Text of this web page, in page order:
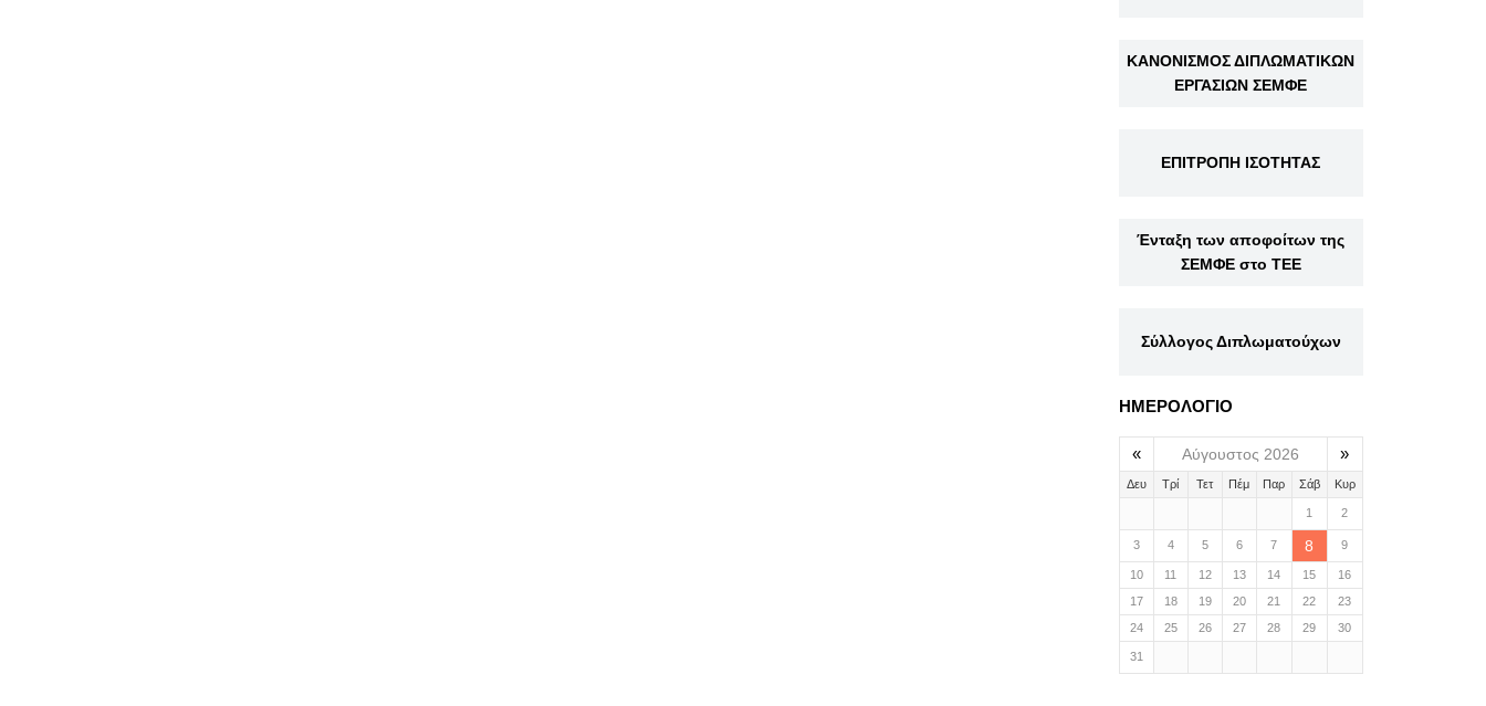
ΚΑΝΟΝΙΣΜΟΣ ΔΙΠΛΩΜΑΤΙΚΩΝ
ΕΡΓΑΣΙΩΝ ΣΕΜΦΕ
ΕΠΙΤΡΟΠΗ ΙΣΟΤΗΤΑΣ
Ένταξη των αποφοίτων της
ΣΕΜΦΕ στο ΤΕΕ
Σύλλογος Διπλωματούχων
ΗΜΕΡΟΛΟΓΙΟ
« Αύγουστος 2026 »
Δευ Τρί Τετ Πέμ Παρ Σάβ Κυρ
1 2
3 4 5 6 7 8 9
10 11 12 13 14 15
16
17
18 19 20 21 22
23
24
25 26 27 28 29 30
31